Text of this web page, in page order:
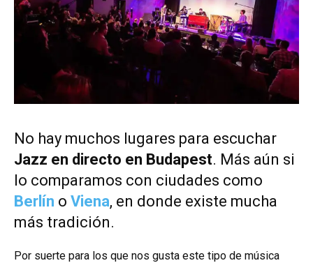
No hay muchos lugares para escuchar
Jazz en directo en Budapest. Más aún si
lo comparamos con ciudades como
Berlín o Viena, en donde existe mucha
más tradición.
Por suerte para los que nos gusta este tipo de música